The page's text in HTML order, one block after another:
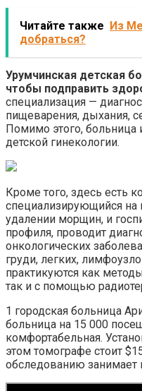
Читайте также
Из
добраться?
Урумчинская детская
чтобы подправить
специализация —
пищеварения, дыхания,
Помимо этого, больница
детской гинекологии.
Кроме того, здесь есть
специализирующийся на
удалении морщин, и
профиля, проводит
онкологических
груди, легких,
практикуются как
так и с помощью
1 городская больница
больница на 15 000
комфортабельная.
этом томографе стоит
обследованию занимает